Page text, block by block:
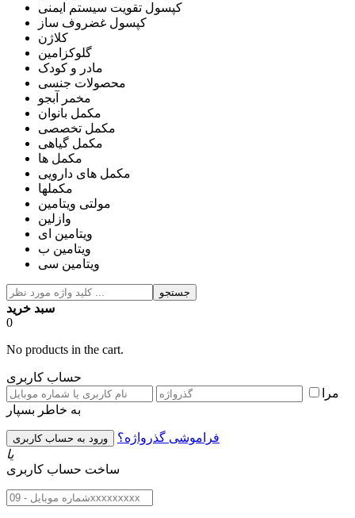
کپسول تقویت سیستم ایمنی
کپسول غضروف ساز
کلاژن
گلوکزامین
مادر و کودک
محصولات جنسی
مخمر آبجو
مکمل بانوان
مکمل تخصصی
مکمل گیاهی
مکمل ها
مکمل های دارویی
مکملها
مولتی ویتامین
وازلین
ویتامین ای
ویتامین ب
ویتامین سی
جستجو
سبد خرید
0
No products in the cart.
حساب کاربری
مرا
به خاطر بسپار
فراموشی گذرواژه؟
یا
ساخت حساب کاربری